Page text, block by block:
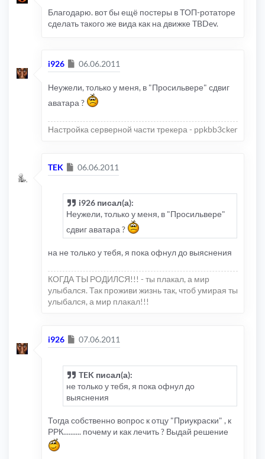
Благодарю. вот бы ещё постеры в ТОП-ротаторе
сделать такого же вида как на движке TBDev.
i926 Сообщение
06.06.2011
Неужели, только у меня, в "Просильвере" сдвиг
аватара ?
Настройка серверной части трекера - ppkbb3cker
TEK Сообщение
06.06.2011
i926 писал(а):
Неужели, только у меня, в "Просильвере"
сдвиг аватара ?
на не только у тебя, я пока офнул до выяснения
КОГДА ТЫ РОДИЛСЯ!!! - ты плакал, а мир
улыбался. Так проживи жизнь так, чтоб умирая ты
улыбался, а мир плакал!!!
i926 Сообщение
07.06.2011
TEK писал(а):
не только у тебя, я пока офнул до
выяснения
Тогда собственно вопрос к отцу "Приукраски" , к
РРК.......... почему и как лечить ? Выдай решение